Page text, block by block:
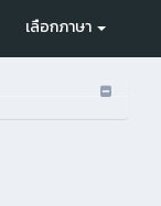
เลือกภาษา